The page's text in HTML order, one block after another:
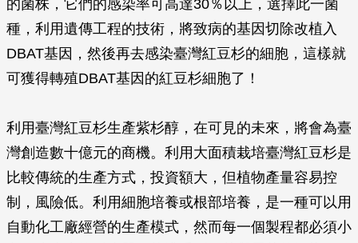
的菌株，它們的感染率可高達30％以上，選擇此一菌
種，利用遺傳工程的技術，將致病的基因切除改植入
DBAT基因，然後再去感染臺灣紅豆杉的細胞，這樣就
可獲得轉殖DBAT基因的紅豆杉細胞了！
利用臺灣紅豆杉生產紫杉醇，在可見的未來，將會為臺
灣創造數十億元的商機。利用大面積栽培臺灣紅豆杉是
比較傳統的生產方式，投資額大，但植物產量容易控
制，風險低。利用細胞培養或根部培養，是一種可以用
自動化工廠經營的生產模式，然而每一個製程都必須小